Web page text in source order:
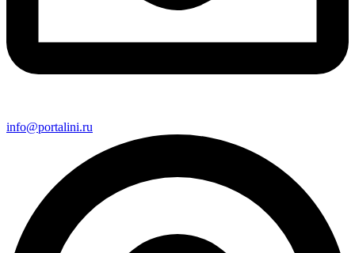
info@portalini.ru